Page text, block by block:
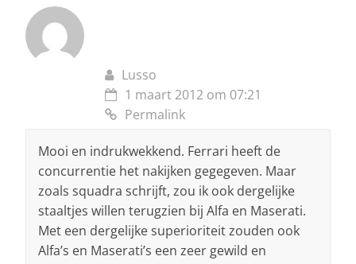
Lusso
1 maart 2012 om 07:21
Permalink
Mooi en indrukwekkend. Ferrari heeft de
concurrentie het nakijken gegegeven. Maar
zoals squadra schrijft, zou ik ook dergelijke
staaltjes willen terugzien bij Alfa en Maserati.
Met een dergelijke superioriteit zouden ook
Alfa’s en Maserati’s een zeer gewild en